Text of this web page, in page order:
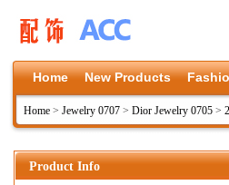
Home New Products
Home > Jewelry 0707 > Dior Jewelry 0705 >
Product Info